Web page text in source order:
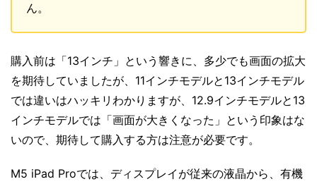
ん。
購入前は「13インチ」という響きに、多少でも画面の拡大
を期待していましたが、11インチモデルと13インチモデル
では違いはハッキリわかりますが、12.9インチモデルと13
インチモデルでは「画面が大きくなった」という印象はな
いので、期待して購入する方は注意が必要です。
M5 iPad Proでは、ディスプレイが従来の液晶から、有機